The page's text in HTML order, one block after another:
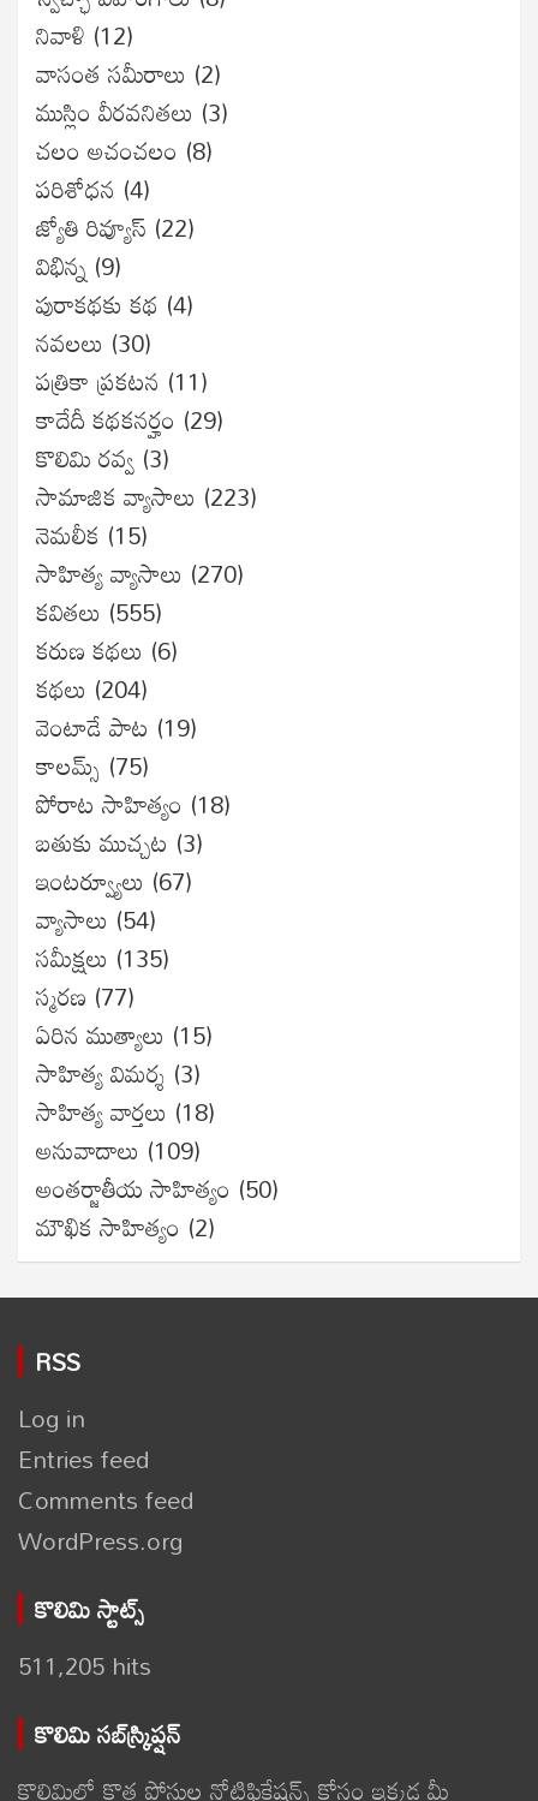
నివాళి (12)
వాసంత సమీరాలు (2)
ముస్లిం వీరవనితలు (3)
చలం అచంచలం (8)
ప‌రిశోధ‌న‌ (4)
జ్యోతి రివ్యూస్ (22)
విభిన్న (9)
పురాకథకు కథ (4)
నవలలు (30)
పత్రికా ప్రకటన (11)
కాదేదీ కథకనర్హం (29)
కొలిమి రవ్వ (3)
సామాజిక వ్యాసాలు (223)
నెమలీక (15)
సాహిత్య వ్యాసాలు (270)
కవితలు (555)
కరుణ కథలు (6)
కథలు (204)
వెంటాడే పాట (19)
కాలమ్స్ (75)
పోరాట సాహిత్యం (18)
బతుకు ముచ్చట (3)
ఇంటర్వ్యూలు (67)
వ్యాసాలు (54)
సమీక్షలు (135)
స్మరణ (77)
ఏరిన ముత్యాలు (15)
సాహిత్య విమర్శ (3)
సాహిత్య వార్తలు (18)
అనువాదాలు (109)
అంతర్జాతీయ సాహిత్యం (50)
మౌఖిక సాహిత్యం (2)
RSS
Log in
Entries feed
Comments feed
WordPress.org
కొలిమి స్టాట్స్
511,205 hits
కొలిమి సబ్‌స్క్రిప్షన్
కొలిమిలో కొత్త పోస్టుల నోటిఫికేషన్స్ కోసం ఇక్కడ మీ